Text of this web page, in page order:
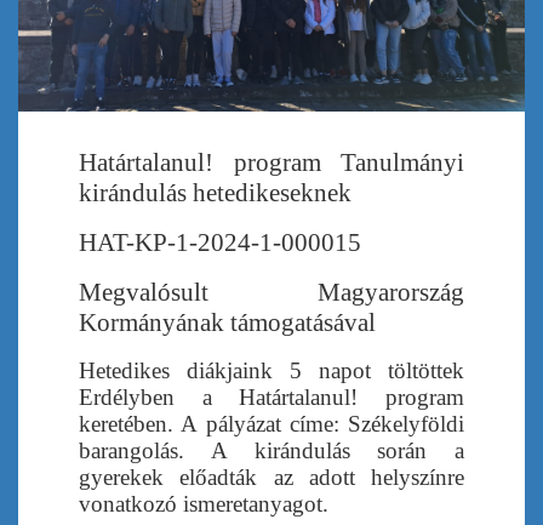
Határtalanul! program Tanulmányi
kirándulás hetedikeseknek
HAT-KP-1-2024-1-000015
Megvalósult Magyarország
Kormányának támogatásával
Hetedikes diákjaink 5 napot töltöttek
Erdélyben a Határtalanul! program
keretében. A pályázat címe: Székelyföldi
barangolás. A kirándulás során a
gyerekek előadták az adott helyszínre
vonatkozó ismeretanyagot.